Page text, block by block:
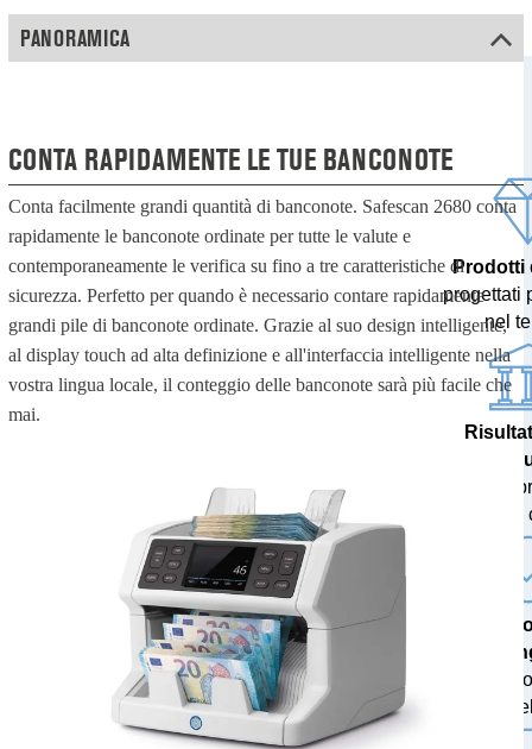
PANORAMICA
CONTA RAPIDAMENTE LE TUE BANCONOTE
Conta facilmente grandi quantità di banconote. Safescan 2680 conta
rapidamente le banconote ordinate per tutte le valute e
contemporaneamente le verifica su fino a tre caratteristiche di
sicurezza. Perfetto per quando è necessario contare rapidamente
grandi pile di banconote ordinate. Grazie al suo design intelligente,
al display touch ad alta definizione e all'interfaccia intelligente nella
vostra lingua locale, il conteggio delle banconote sarà più facile che
mai.
Prodotti
progettati
nel
testati
con
gratuiti